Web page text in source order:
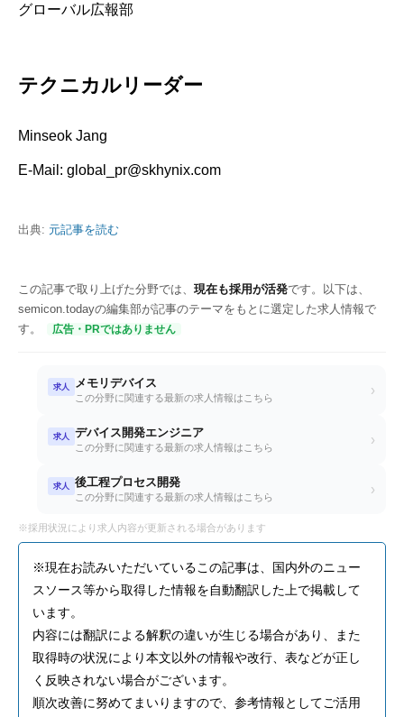
グローバル広報部
テクニカルリーダー
Minseok Jang
E-Mail: global_pr@skhynix.com
出典: 元記事を読む
この記事で取り上げた分野では、 現在も採用が活発です。以下は、
semicon.todayの編集部が記事のテーマをもとに選定した求人情報で
す。
広告・PRではありません
求人 メモリデバイス
この分野に関連する最新の求人情報はこちら ›
求人 デバイス開発エンジニア
この分野に関連する最新の求人情報はこちら ›
求人 後工程プロセス開発
この分野に関連する最新の求人情報はこちら ›
※採用状況により求人内容が更新される場合があります
※現在お読みいただいているこの記事は、国内外のニュー
スソース等から取得した情報を自動翻訳した上で掲載して
います。
内容には翻訳による解釈の違いが生じる場合があり、また
取得時の状況により本文以外の情報や改行、表などが正し
く反映されない場合がございます。
順次改善に努めてまいりますので、参考情報としてご活用